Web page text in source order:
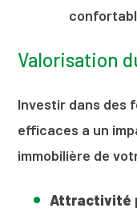
Valorisation
Investir dans des
efficaces a un
immobilière de
Attractivité